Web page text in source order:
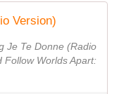
Version)
Je Te Donne (Radio
Follow Worlds Apart: